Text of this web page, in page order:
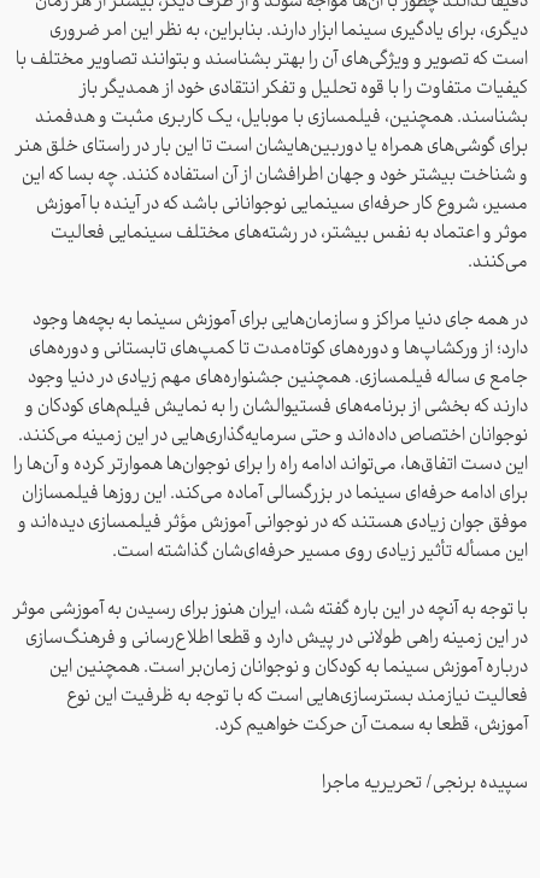
دیگری، برای یادگیری سینما ابزار دارند. بنابراین، به نظر این امر ضروری
است که تصویر و ویژگی‌های آن را بهتر بشناسند و بتوانند تصاویر مختلف با
کیفیات متفاوت را با قوه تحلیل و تفکر انتقادی خود از همدیگر باز
بشناسند. همچنین، فیلمسازی با موبایل، یک کاربری مثبت و هدفمند
برای گوشی‌های همراه یا دوربین‌هایشان است تا این بار در راستای خلق هنر
و شناخت بیشتر خود و جهان اطرافشان از آن استفاده کنند. چه بسا که این
مسیر، شروع کار حرفه‌ای سینمایی نوجوانانی باشد که در آینده با آموزش
موثر و اعتماد به نفس بیشتر، در رشته‌های مختلف سینمایی فعالیت
می‌کنند.
در همه جای دنیا مراکز و سازمان‌هایی برای آموزش سینما به بچه‌ها وجود
دارد؛ از ورکشاپ‌ها و دوره‌های کوتاه‌مدت تا کمپ‌های تابستانی و دوره‌های
جامع ی‌ ساله فیلمسازی. همچنین جشنواره‌های مهم زیادی در دنیا وجود
دارند که بخشی از برنامه‌های فستیوالشان را به نمایش فیلم‌های کودکان و
نوجوانان اختصاص داده‌اند و حتی سرمایه‌گذاری‌هایی در این زمینه می‌کنند.
این دست اتفاق‌ها، می‌تواند ادامه راه را برای نوجوان‌ها هموارتر کرده و آن‌ها را
برای ادامه حرفه‌ای سینما در بزرگسالی آماده می‌کند. این روزها فیلمسازان
موفق جوان زیادی هستند که در نوجوانی آموزش مؤثر فیلمسازی دید‌ه‌اند و
این مسأله تأثیر زیادی روی مسیر حرفه‌ای‌شان گذاشته ‌است.
با توجه به آنچه در این باره گفته شد، ایران هنوز برای رسیدن به آموزشی موثر
در این زمینه راهی طولانی در پیش دارد و قطعا اطلاع‌رسانی و فرهنگ‌سازی
درباره آموزش سینما به کودکان و نوجوانان زمان‌بر است. همچنین این
فعالیت نیازمند بسترسازی‌هایی است که با توجه به ظرفیت این نوع
آموزش، قطعا به سمت آن حرکت خواهیم کرد.
سپیده برنجی/ تحریریه ماجرا
خود را وارد نمایید.
نام کاربری
رمز عبور
ورود
هنوز ثبت نام نکرده اید؟ ثبت نام